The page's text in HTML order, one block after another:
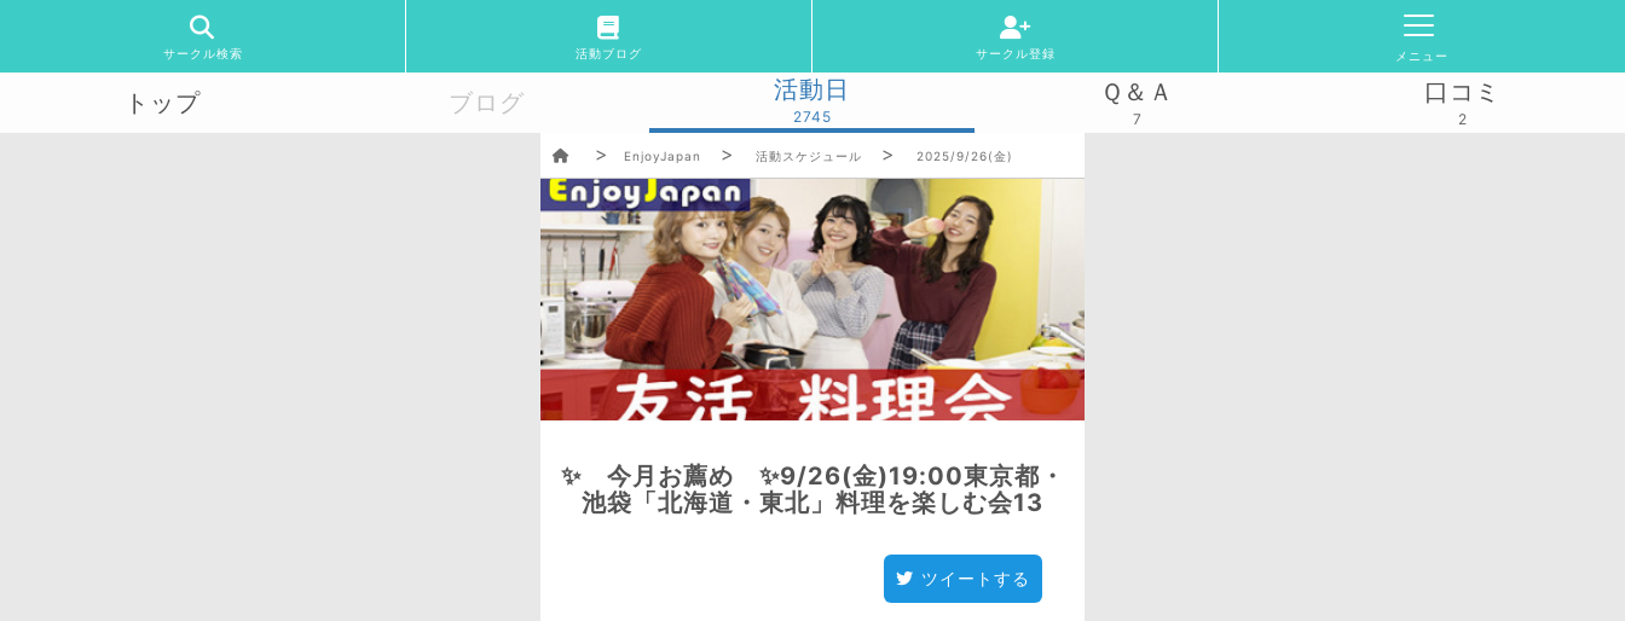
サークル検索 活動ブログ サークル登録 メニュー
トップ ブログ 活動日
2745
Ｑ＆Ａ
7
口コミ
2
EnjoyJapan 活動スケジュール 2025/9/26(金)
✨ 今月お薦め ✨9/26(金)19:00東京都・
池袋「北海道・東北」料理を楽しむ会13
ツイートする